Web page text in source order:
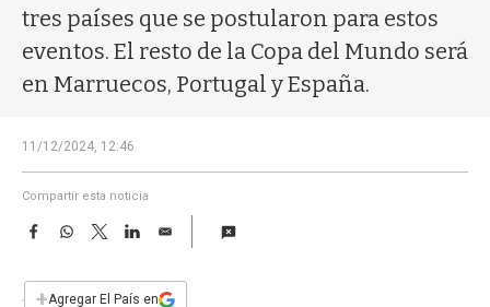
tres países que se postularon para estos
eventos. El resto de la Copa del Mundo será
en Marruecos, Portugal y España.
11/12/2024, 12:46
Compartir esta noticia
F
e
W
T
w
t
L
E
i
+Agregar El País en